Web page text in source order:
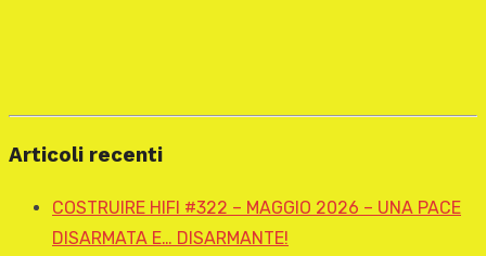
Articoli recenti
COSTRUIRE HIFI #322 – MAGGIO 2026 – UNA PACE
DISARMATA E… DISARMANTE!